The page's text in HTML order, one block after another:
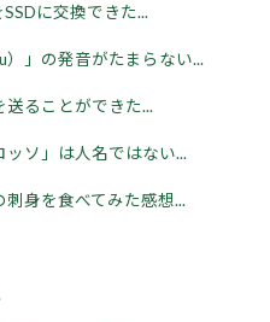
に交換できた...
」の発音がたまらない...
ることができた...
ソ」は人名ではない...
身を食べてみた感想...